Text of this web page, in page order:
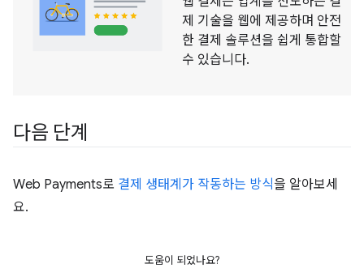
제 기술을 웹에 제공하며 안전
한 결제 솔루션을 쉽게 통합할
수 있습니다.
다음 단계
Web Payments로 결제 생태계가 작동하는 방식을 알아보세
요.
도움이 되었나요?